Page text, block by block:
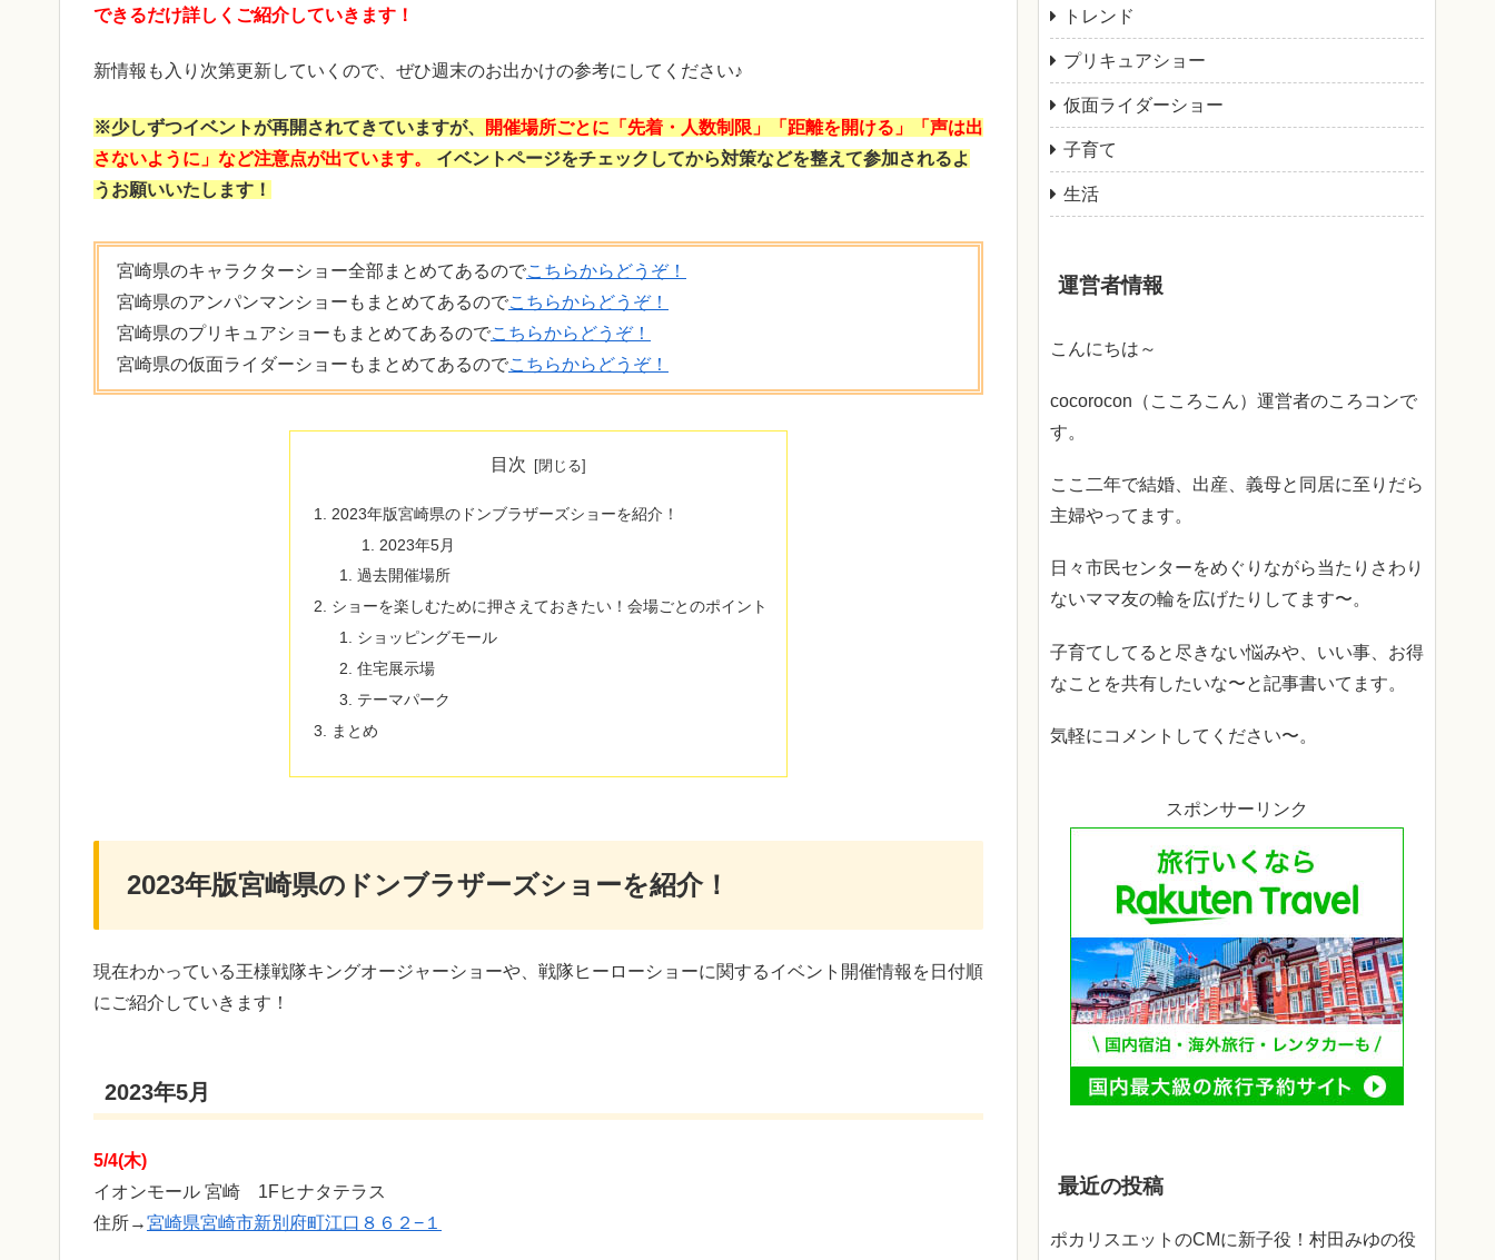
できるだけ詳しくご紹介していきます！
新情報も入り次第更新していくので、ぜひ週末のお出かけの参考にしてください♪
※少しずつイベントが再開されてきていますが、
開催場所ごとに「先着・人数制限」「距離を開ける」「声は出
さないように」など注意点が出ています。 イベントページをチェックしてから対策などを整えて参加されるよ
うお願いいたします！
宮崎県のキャラクターショー全部まとめてあるのでこちらからどうぞ！
宮崎県のアンパンマンショーもまとめてあるのでこちらからどうぞ！
宮崎県のプリキュアショーもまとめてあるのでこちらからどうぞ！
宮崎県の仮面ライダーショーもまとめてあるのでこちらからどうぞ！
目次
2023年版宮崎県のドンブラザーズショーを紹介！
2023年5月
過去開催場所
ショーを楽しむために押さえておきたい！会場ごとのポイント
ショッピングモール
住宅展示場
テーマパーク
まとめ
2023年版宮崎県のドンブラザーズショーを紹介！
現在わかっている王様戦隊キングオージャーショーや、戦隊ヒーローショーに関するイベント開催情報を日付順
にご紹介していきます！
2023年5月
5/4(木)
イオンモール 宮崎 1Fヒナタテラス
住所→宮崎県宮崎市新別府町江口８６２−１
トレンド
プリキュアショー
仮面ライダーショー
子育て
生活
運営者情報
こんにちは～
cocorocon（こころこん）運営者のころコンで
す。
ここ二年で結婚、出産、義母と同居に至りだら
主婦やってます。
日々市民センターをめぐりながら当たりさわり
ないママ友の輪を広げたりしてます〜。
子育てしてると尽きない悩みや、いい事、お得
なことを共有したいな〜と記事書いてます。
気軽にコメントしてください〜。
スポンサーリンク
最近の投稿
ポカリスエットのCMに新子役！村田みゆの役